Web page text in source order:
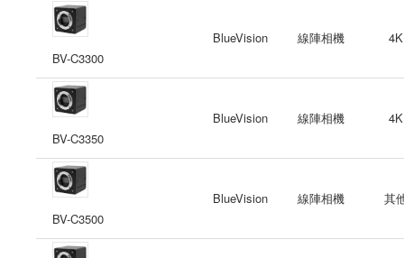
BV-C3300
BlueVision 線陣相機 4K
BV-C3350
BlueVision 線陣相機 4K
BV-C3500
BlueVision 線陣相機 其